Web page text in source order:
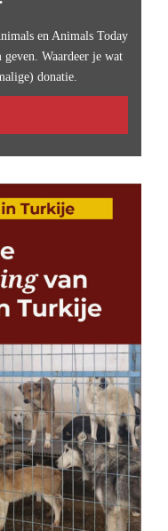
en Animals Today
Waardeer je wat
donatie.